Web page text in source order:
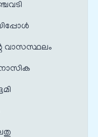
വാസസ്ഥലം